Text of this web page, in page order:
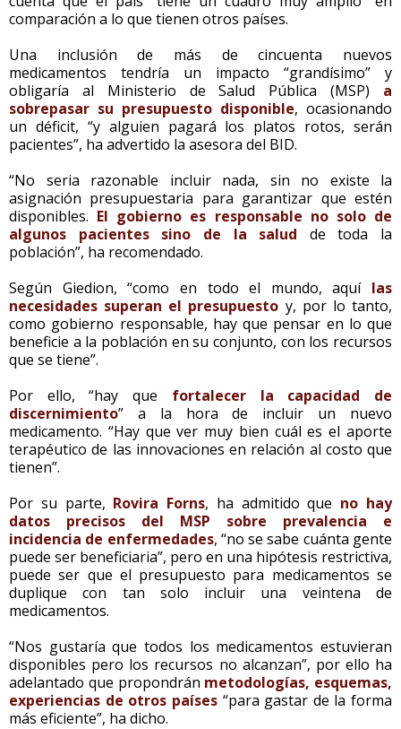
comparación a lo que tienen otros países.
Una inclusión de más de cincuenta nuevos
medicamentos tendría un impacto “grandísimo” y
obligaría al Ministerio de Salud Pública (MSP) a
sobrepasar su presupuesto disponible, ocasionando
un déficit, “y alguien pagará los platos rotos, serán
pacientes”, ha advertido la asesora del BID.
“No seria razonable incluir nada, sin no existe la
asignación presupuestaria para garantizar que estén
disponibles. El gobierno es responsable no solo de
algunos pacientes sino de la salud de toda la
población”, ha recomendado.
Según Giedion, “como en todo el mundo, aquí las
necesidades superan el presupuesto y, por lo tanto,
como gobierno responsable, hay que pensar en lo que
beneficie a la población en su conjunto, con los recursos
que se tiene”.
Por ello, “hay que fortalecer la capacidad de
discernimiento” a la hora de incluir un nuevo
medicamento. “Hay que ver muy bien cuál es el aporte
terapéutico de las innovaciones en relación al costo que
tienen”.
Por su parte, Rovira Forns, ha admitido que no hay
datos precisos del MSP sobre prevalencia e
incidencia de enfermedades, “no se sabe cuánta gente
puede ser beneficiaria”, pero en una hipótesis restrictiva,
puede ser que el presupuesto para medicamentos se
duplique con tan solo incluir una veintena de
medicamentos.
“Nos gustaría que todos los medicamentos estuvieran
disponibles pero los recursos no alcanzan”, por ello ha
adelantado que propondrán metodologías, esquemas,
experiencias de otros países“para gastar de la forma
más eficiente”, ha dicho.